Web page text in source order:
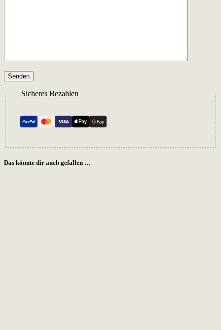
Senden
Sicheres Bezahlen
Das könnte dir auch gefallen …